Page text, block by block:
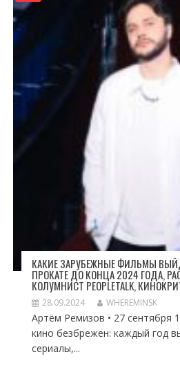
КАКИЕ ЗАРУБЕЖНЫЕ ФИЛЬМЫ
ПРОКАТЕ ДО КОНЦА 2024 ГОДА,
КОЛУМНИСТ PEOPLETALK,
28.09.2024 WHEREMINSK
Артём Ремизов • 27 сентября
кино безбрежен: каждый год
сериалы,...